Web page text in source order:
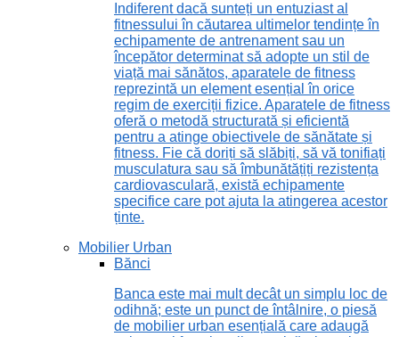
Indiferent dacă sunteți un entuziast al
fitnessului în căutarea ultimelor tendințe în
echipamente de antrenament sau un
începător determinat să adopte un stil de
viață mai sănătos, aparatele de fitness
reprezintă un element esențial în orice
regim de exerciții fizice. Aparatele de fitness
oferă o metodă structurată și eficientă
pentru a atinge obiectivele de sănătate și
fitness. Fie că doriți să slăbiți, să vă tonifiați
musculatura sau să îmbunătățiți rezistența
cardiovasculară, există echipamente
specifice care pot ajuta la atingerea acestor
ținte.
Mobilier Urban
Bănci
Banca este mai mult decât un simplu loc de
odihnă; este un punct de întâlnire, o piesă
de mobilier urban esențială care adaugă